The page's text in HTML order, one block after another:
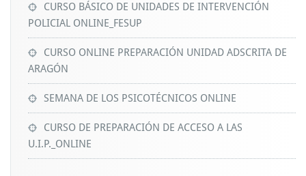
CURSO BÁSICO DE UNIDADES DE INTERVENCIÓN
POLICIAL ONLINE_FESUP
CURSO ONLINE PREPARACIÓN UNIDAD ADSCRITA DE
ARAGÓN
SEMANA DE LOS PSICOTÉCNICOS ONLINE
CURSO DE PREPARACIÓN DE ACCESO A LAS
U.I.P._ONLINE